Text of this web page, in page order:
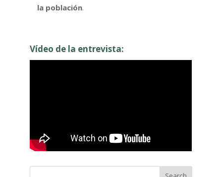
la población.
Vídeo de la entrevista: